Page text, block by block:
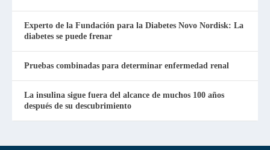
Experto de la Fundación para la Diabetes Novo Nordisk: La
diabetes se puede frenar
Pruebas combinadas para determinar enfermedad renal
La insulina sigue fuera del alcance de muchos 100 años
después de su descubrimiento